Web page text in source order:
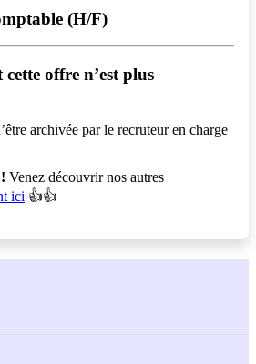
(H/F)
offre n’est plus
archivée par le recruteur en charge
Venez découvrir nos autres
ici 👍👍